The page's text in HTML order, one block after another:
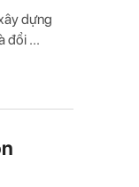
dựng
đổi ...